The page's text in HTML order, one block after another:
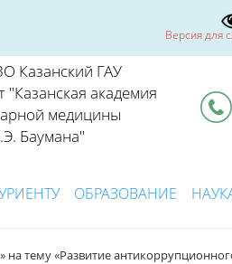
Версия для
Казанский ГАУ
"Казанская академия
медицины
Баумана"
ОБРАЗОВАНИЕ
на тему «Развитие